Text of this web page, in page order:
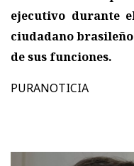
ejecutivo durante
ciudadano
de sus funciones.
PURANOTICIA